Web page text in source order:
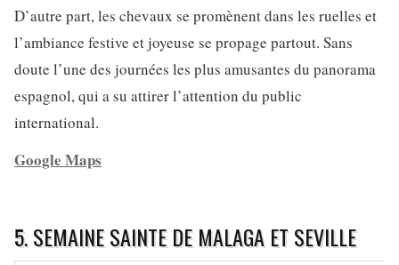
D’autre part, les chevaux se promènent dans les ruelles et
l’ambiance festive et joyeuse se propage partout. Sans
doute l’une des journées les plus amusantes du panorama
espagnol, qui a su attirer l’attention du public
international.
Google Maps
5. SEMAINE SAINTE DE MALAGA ET SEVILLE